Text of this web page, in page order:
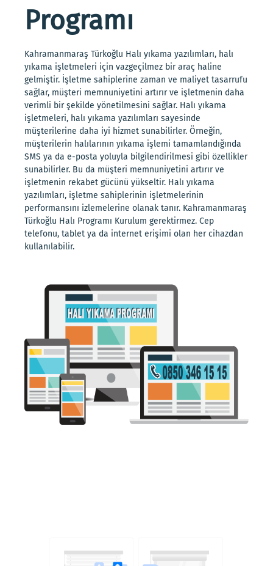
Programı
Kahramanmaraş Türkoğlu Halı yıkama yazılımları, halı
yıkama işletmeleri için vazgeçilmez bir araç haline
gelmiştir. İşletme sahiplerine zaman ve maliyet tasarrufu
sağlar, müşteri memnuniyetini artırır ve işletmenin daha
verimli bir şekilde yönetilmesini sağlar. Halı yıkama
işletmeleri, halı yıkama yazılımları sayesinde
müşterilerine daha iyi hizmet sunabilirler. Örneğin,
müşterilerin halılarının yıkama işlemi tamamlandığında
SMS ya da e-posta yoluyla bilgilendirilmesi gibi özellikler
sunabilirler. Bu da müşteri memnuniyetini artırır ve
işletmenin rekabet gücünü yükseltir. Halı yıkama
yazılımları, işletme sahiplerinin işletmelerinin
performansını izlemelerine olanak tanır. Kahramanmaraş
Türkoğlu Halı Programı Kurulum gerektirmez. Cep
telefonu, tablet ya da internet erişimi olan her cihazdan
kullanılabilir.